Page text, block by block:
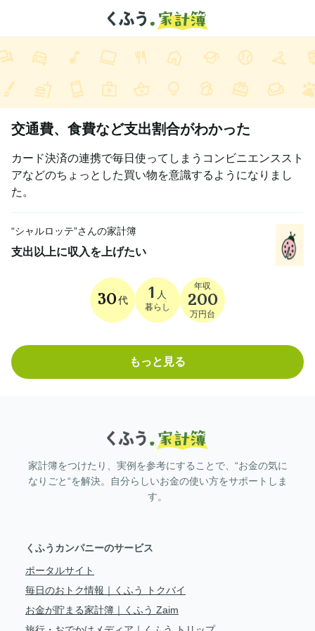
交通費、食費など支出割合がわかった
カード決済の連携で毎日使ってしまうコンビニエンススト
アなどのちょっとした買い物を意識するようになりまし
た。
“シャルロッテ”さんの家計簿
支出以上に収入を上げたい
30代 1 人
暮らし
年収
200
万円台
もっと見る
家計簿をつけたり、実例を参考にすることで、“お金の気に
なりごと“を解決。自分らしいお金の使い方をサポートしま
す。
くふうカンパニーのサービス
ポータルサイト
毎日のおトク情報｜くふう トクバイ
お金が貯まる家計簿｜くふう Zaim